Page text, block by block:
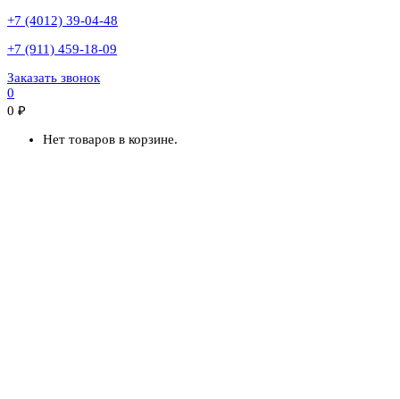
+7 (4012) 39-04-48
+7 (911) 459-18-09
Заказать звонок
0
0 ₽
Нет товаров в корзине.